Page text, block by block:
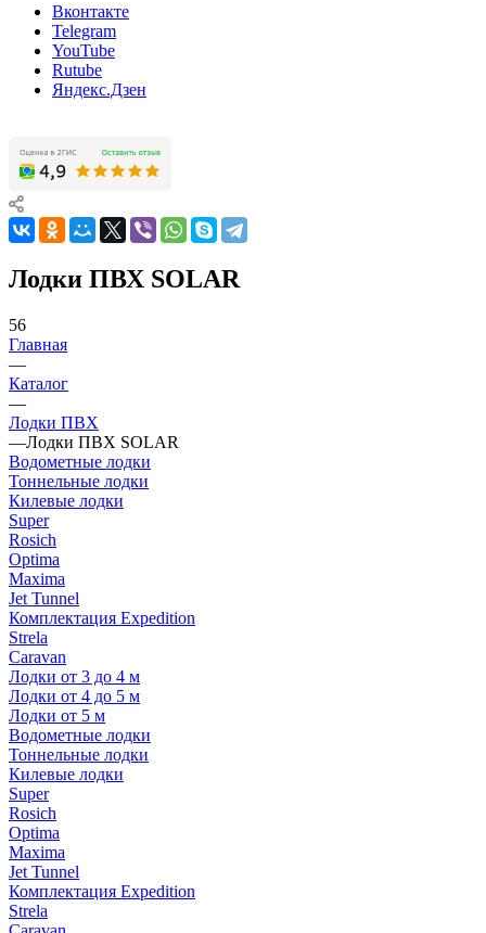
Вконтакте
Telegram
YouTube
Rutube
Яндекс.Дзен
Лодки ПВХ SOLAR
56
Главная
—
Каталог
—
Лодки ПВХ
—Лодки ПВХ SOLAR
Водометные лодки
Тоннельные лодки
Килевые лодки
Super
Rosich
Optima
Maxima
Jet Tunnel
Комплектация Expedition
Strela
Caravan
Лодки от 3 до 4 м
Лодки от 4 до 5 м
Лодки от 5 м
Водометные лодки
Тоннельные лодки
Килевые лодки
Super
Rosich
Optima
Maxima
Jet Tunnel
Комплектация Expedition
Strela